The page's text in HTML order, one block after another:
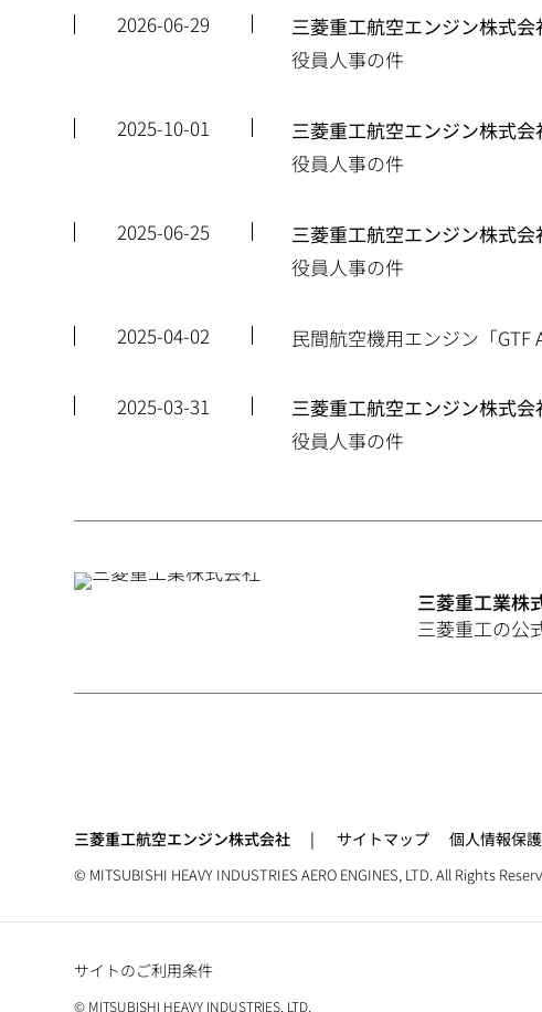
2026-06-29
三菱重工航空エンジン株式会
役員人事の件
2025-10-01
三菱重工航空エンジン株式会
役員人事の件
2025-06-25
三菱重工航空エンジン株式会
役員人事の件
2025-04-02 民間航空機用エンジン「
2025-03-31
三菱重工航空エンジン株式会
役員人事の件
三菱重工業株
三菱重工の公
三菱重工航空エンジン株式会社 サイトマップ 個人情報保
© MITSUBISHI HEAVY INDUSTRIES AERO ENGINES, LTD. All Rights
サイトのご利用条件
© MITSUBISHI HEAVY INDUSTRIES, LTD.